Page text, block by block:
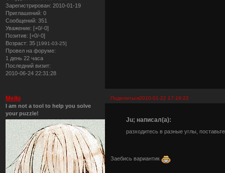
Зарегистрирован: 2010-01-19
Приглашений: 0
Сообщений: 351
Уважение: [+0/-0]
Позитив: [+0/-0]
Возраст: 35 [1991-03-25]
Провел на форуме:
1 день 22 часа
Последний визит:
2010-06-24 22:31:28
Поделиться2010-01-22 17:19:22
Mello
I am not a tool to help you solve
your puzzle!
Ju; написал(а):
разходитесь в разные углы,
Заебись вариантик